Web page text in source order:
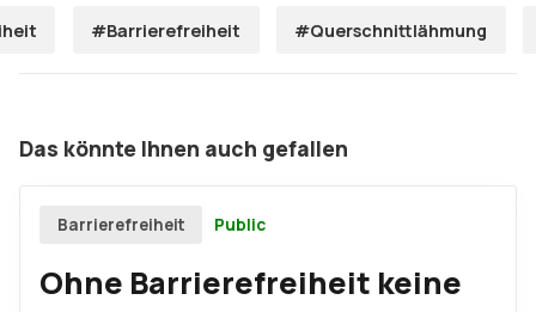
#Barrierefreiheit #Querschnittlähmung
Das könnte Ihnen auch gefallen
Barrierefreiheit Public
Ohne Barrierefreiheit keine